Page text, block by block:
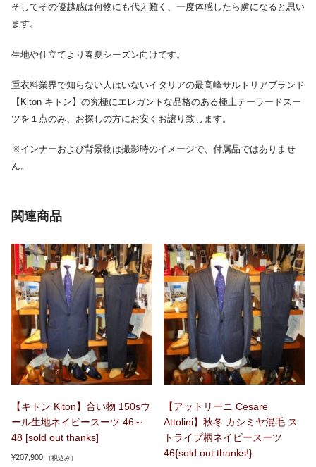
そしてその優越感は何物にも代え難く、一度体感したら虜になると思い
ます。
生地や仕立てより春夏シーズン向けです。
重衣料業界で知らない人はいないイタリアの最高峰サルトリアブランド
【Kiton キトン】の究極にエレガントな品格のある極上テーラードスー
ツを１点のみ、お探しの方にお安くお譲り致します。
※インナーおよび背景物は撮影時のイメージで、付属品ではありませ
ん。
関連商品
【キトン Kiton】合い物 150sウ
ール生地ネイビースーツ 46～
48 [sold out thanks]
¥207,900 （税込み）
【アットリーニ Cesare
Attolini】秋冬 カシミヤ混毛 ス
トライプ柄ネイビースーツ
46{sold out thanks!}